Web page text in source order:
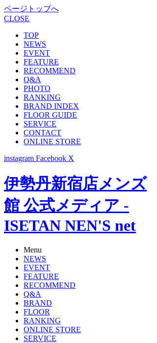
ページトップへ
CLOSE
TOP
NEWS
EVENT
FEATURE
RECOMMEND
Q&A
PHOTO
RANKING
BRAND INDEX
FLOOR GUIDE
SERVICE
CONTACT
ONLINE STORE
instagram Facebook X
伊勢丹新宿店メンズ
館 公式メディア -
ISETAN NEN'S net
Menu
NEWS
EVENT
FEATURE
RECOMMEND
Q&A
BRAND
FLOOR
RANKING
ONLINE STORE
SERVICE